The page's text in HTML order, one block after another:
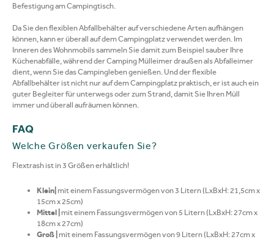
Befestigung am Campingtisch.
Da Sie den flexiblen Abfallbehälter auf verschiedene Arten aufhängen
können, kann er überall auf dem Campingplatz verwendet werden. Im
Inneren des Wohnmobils sammeln Sie damit zum Beispiel sauber Ihre
Küchenabfälle, während der Camping Mülleimer draußen als Abfalleimer
dient, wenn Sie das Campingleben genießen. Und der flexible
Abfallbehälter ist nicht nur auf dem Campingplatz praktisch, er ist auch ein
guter Begleiter für unterwegs oder zum Strand, damit Sie Ihren Müll
immer und überall aufräumen können.
FAQ
Welche Größen verkaufen Sie?
Flextrash ist in 3 Größen erhältlich!
Klein| mit einem Fassungsvermögen von 3 Litern (LxBxH: 21,5cm x
15cm x 25cm)
Mittel | mit einem Fassungsvermögen von 5 Litern (LxBxH: 27cm x
18cm x 27cm)
Groß | mit einem Fassungsvermögen von 9 Litern (LxBxH: 27cm x